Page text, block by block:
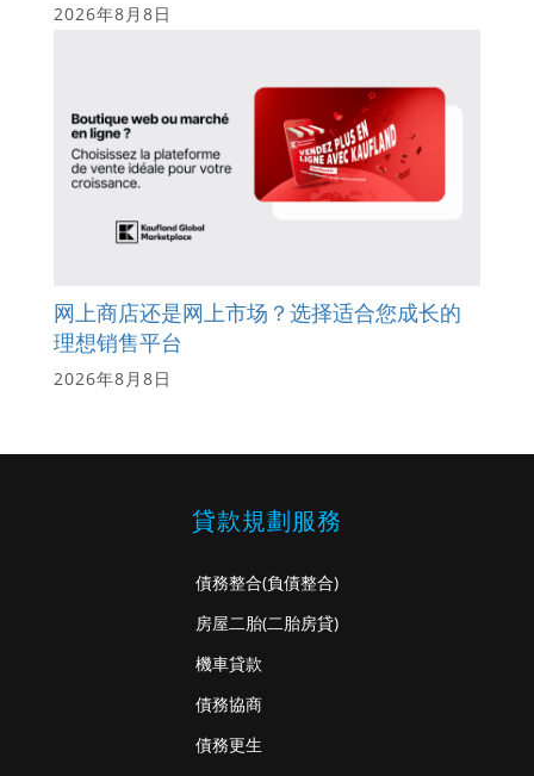
2026年8月8日
网上商店还是网上市场？选择适合您成长的
理想销售平台
2026年8月8日
貸款規劃服務
債務整合(負債整合)
房屋二胎(二胎房貸)
機車貸款
債務協商
債務更生